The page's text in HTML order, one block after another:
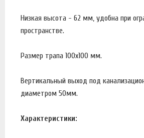
Низкая высота - 62 мм, удобна при
пространстве.
Размер трапа 100х100 мм.
Вертикальный выход под
диаметром 50мм.
Характеристики: